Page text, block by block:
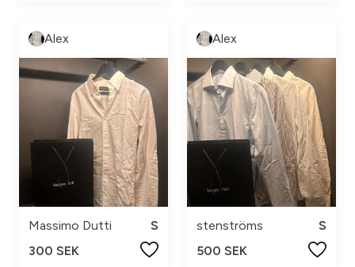
Alex
Massimo Dutti
S
300 SEK
Alex
stenströms
S
500 SEK